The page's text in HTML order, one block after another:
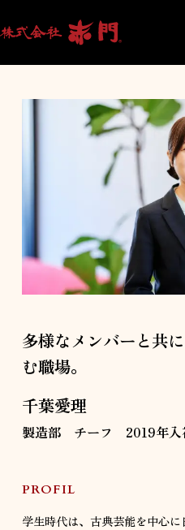
多様なメンバーと共
む職場。
千葉愛理
製造部 チーフ 2019年入
PROFIL
学生時代は、古典芸能を中心